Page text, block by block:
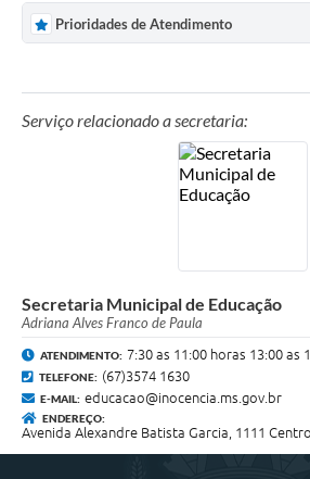
Prioridades de Atendimento
Serviço relacionado a secretaria:
Secretaria Municipal de Educação
Adriana Alves Franco de Paula
ATENDIMENTO: 7:30 as 11:00 horas 13:00 as
TELEFONE: (67)3574 1630
E-MAIL: educacao@inocencia.ms.gov.br
ENDEREÇO:
Avenida Alexandre Batista Garcia, 1111